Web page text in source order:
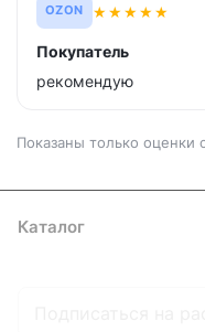
OZON ★★★★★
Покупатель
рекомендую
Показаны только оценки
Каталог